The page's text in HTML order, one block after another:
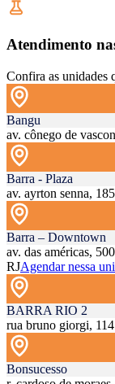
Atendimento
Confira as unidades
Bangu
av. cônego de
Barra - Plaza
av. ayrton senna,
Barra – Downtown
av. das américas,
RJAgendar nessa
BARRA RIO 2
rua bruno giorgi,
Bonsucesso